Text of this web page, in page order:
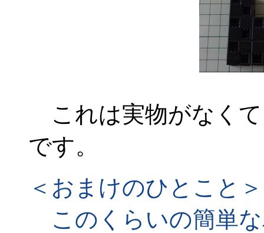
これは実物がなく
です。
＜おまけのひとこと＞
このくらいの簡単